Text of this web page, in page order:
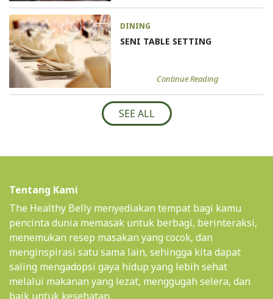
DINING
SENI TABLE SETTING
Continue Reading
SEE ALL
Tentang Kami
The Healthy Belly menyediakan tempat bagi kamu
pencinta dunia memasak untuk berbagi, berinteraksi,
menemukan resep masakan yang cocok, dan
menginspirasi satu sama lain, sehingga kita dapat
saling mengadopsi gaya hidup yang lebih sehat
melalui makanan yang lezat, menggugah selera, dan
baik untuk kesehatan.